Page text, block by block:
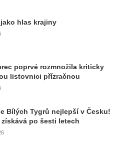
hlas krajiny
poprvé rozmnožila kriticky
listovnici přízračnou
Bílých Tygrů nejlepší v Česku!
po šesti letech